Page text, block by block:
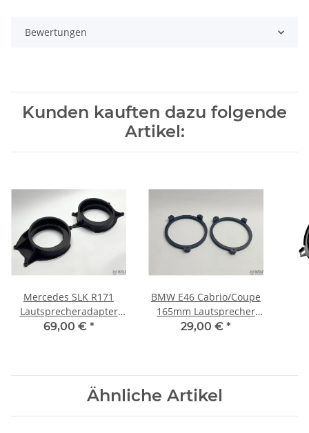
Bewertungen
Kunden kauften dazu folgende
Artikel:
Mercedes SLK R171
Lautsprecheradapter
165mm
69,00 € *
BMW E46 Cabrio/Coupe
165mm Lautsprecher
Adapter Front Plug&Play
29,00 € *
Ähnliche Artikel